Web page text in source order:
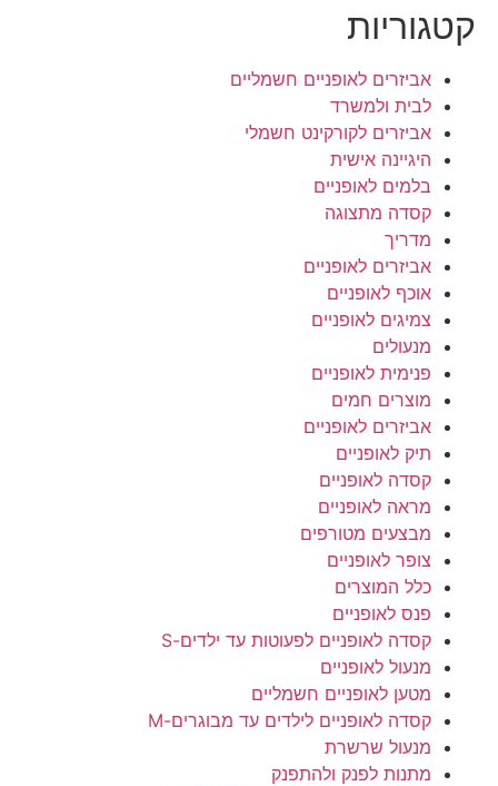
קטגוריות
אביזרים לאופניים חשמליים
לבית ולמשרד
אביזרים לקורקינט חשמלי
היגיינה אישית
בלמים לאופניים
קסדה מתצוגה
מדריך
אביזרים לאופניים
אוכף לאופניים
צמיגים לאופניים
מנעולים
פנימית לאופניים
מוצרים חמים
אביזרים לאופניים
תיק לאופניים
קסדה לאופניים
מראה לאופניים
מבצעים מטורפים
צופר לאופניים
כלל המוצרים
פנס לאופניים
קסדה לאופניים לפעוטות עד ילדים-S
מנעול לאופניים
מטען לאופניים חשמליים
קסדה לאופניים לילדים עד מבוגרים-M
מנעול שרשרת
מתנות לפנק ולהתפנק